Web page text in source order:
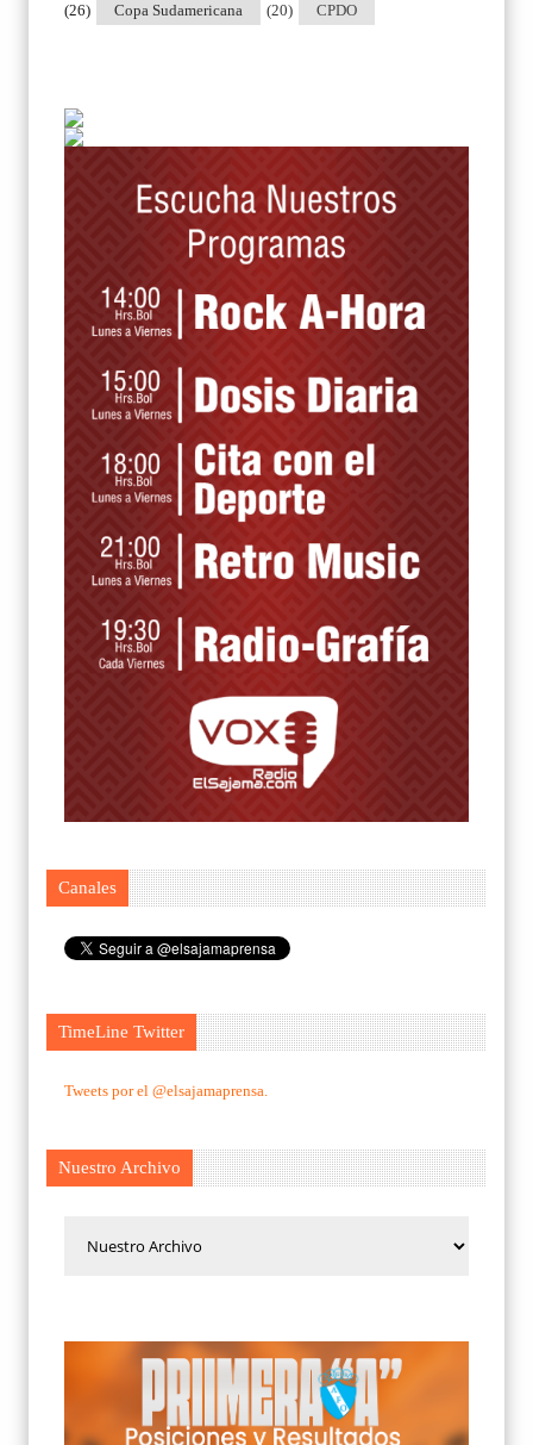
Copa Sudamericana
(26) CPDO
(20)
Canales
TimeLine Twitter
Tweets por el @elsajamaprensa.
Nuestro Archivo